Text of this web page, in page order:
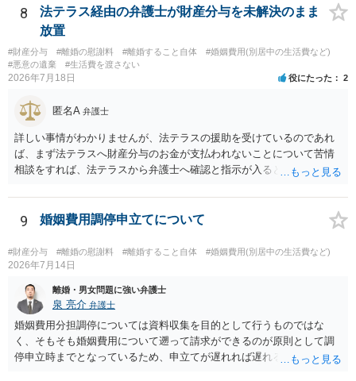
を進める選択を採らざるを得ないことが圧倒的多数です。
8
法テラス経由の弁護士が財産分与を未解決のまま
放置
#財産分与 #離婚の慰謝料 #離婚すること自体
#婚姻費用(別居中の生活費など)
#悪意の遺棄
#生活費を渡さない
2026年7月18日 役にたった 2
匿名A 弁護士
詳しい事情がわかりませんが、法テラスの援助を受けているのであれ
ば、まず法テラスへ財産分与のお金が支払われないことについて苦情
相談をすれば、法テラスから弁護士へ確認と指示が入ると思います。
す。
9 婚姻費用調停申立てについて
#財産分与 #離婚の慰謝料 #離婚すること自体 #婚姻費用(別居中の生活費など)
2026年7月14日
離婚・男女問題に強い弁護士
泉 亮介 弁護士
婚姻費用分担調停については資料収集を目的として行うものではな
く、そもそも婚姻費用について遡って請求ができるのが原則として調
停申立時までとなっているため、申立てが遅れれば遅れるほど、遡れ